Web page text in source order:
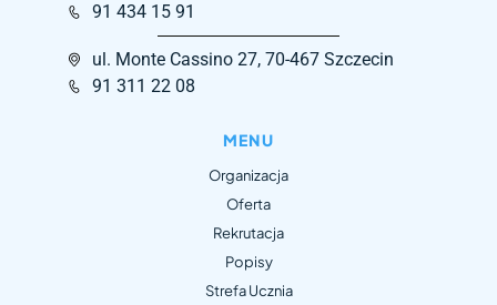
91 434 15 91
ul. Monte Cassino 27, 70-467 Szczecin
91 311 22 08
MENU
Organizacja
Oferta
Rekrutacja
Popisy
Strefa Ucznia